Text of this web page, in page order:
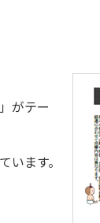
がテー
ます。